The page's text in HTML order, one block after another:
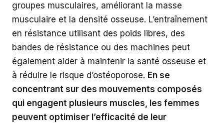
groupes musculaires, améliorant la masse
musculaire et la densité osseuse. L’entraînement
en résistance utilisant des poids libres, des
bandes de résistance ou des machines peut
également aider à maintenir la santé osseuse et
à réduire le risque d’ostéoporose. En se
concentrant sur des mouvements composés
qui engagent plusieurs muscles, les femmes
peuvent optimiser l’efficacité de leur